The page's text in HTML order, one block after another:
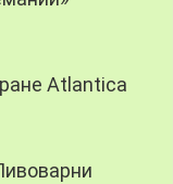
Atlantica